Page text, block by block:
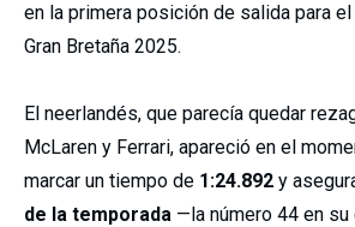
en la primera posición de salida para
Gran Bretaña 2025.
El neerlandés, que parecía quedar
McLaren y Ferrari, apareció en el
marcar un tiempo de 1:24.892 y
de la temporada —la número 44 en